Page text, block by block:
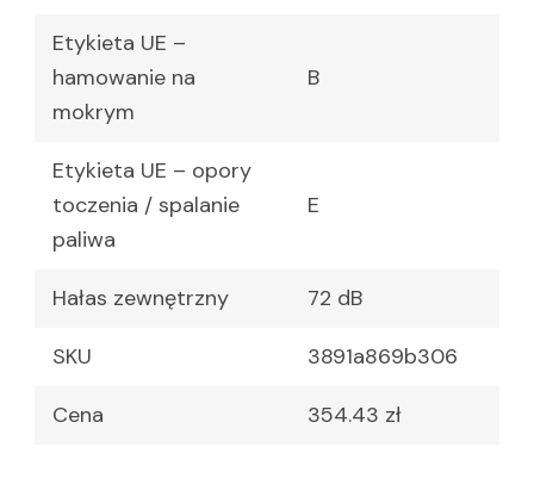
Etykieta UE –
hamowanie na
mokrym
B
Etykieta UE – opory
toczenia / spalanie
paliwa
E
Hałas zewnętrzny 72 dB
SKU 3891a869b306
Cena 354.43 zł